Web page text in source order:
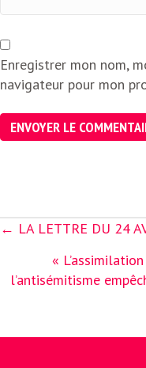
Enregistrer mon nom,
navigateur pour mon
Posts
← LA LETTRE DU 24
«
l’antisémitisme